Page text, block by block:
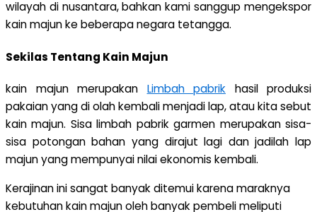
wilayah di nusantara, bahkan kami sanggup mengekspor
kain majun ke beberapa negara tetangga.
Sekilas Tentang Kain Majun
kain majun merupakan Limbah pabrik hasil produksi
pakaian yang di olah kembali menjadi lap, atau kita sebut
kain majun. Sisa limbah pabrik garmen merupakan sisa-
sisa potongan bahan yang dirajut lagi dan jadilah lap
majun yang mempunyai nilai ekonomis kembali.
Kerajinan ini sangat banyak ditemui karena maraknya
kebutuhan kain majun oleh banyak pembeli meliputi